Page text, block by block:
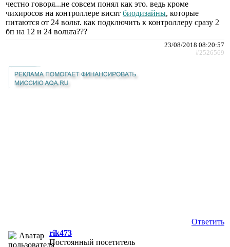
честно говоря...не совсем понял как это. ведь кроме
чихиросов на контроллере висят биодизайны, которые
питаются от 24 вольт. как подключить к контроллеру сразу 2
бп на 12 и 24 вольта???
23/08/2018 08:20:57
#2526569
Ответить
rik473
Постоянный посетитель